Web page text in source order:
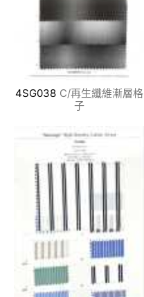
4SG038 C/再生纖維漸層格
子